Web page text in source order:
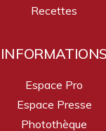
Recettes
INFORMATIONS
Espace Pro
Espace Presse
Photothèque